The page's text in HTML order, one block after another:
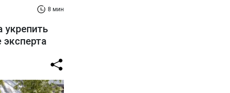
8 мин
укрепить